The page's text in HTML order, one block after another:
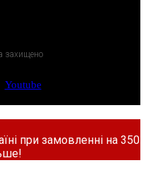
захищено
Youtube
при замовленні на 350